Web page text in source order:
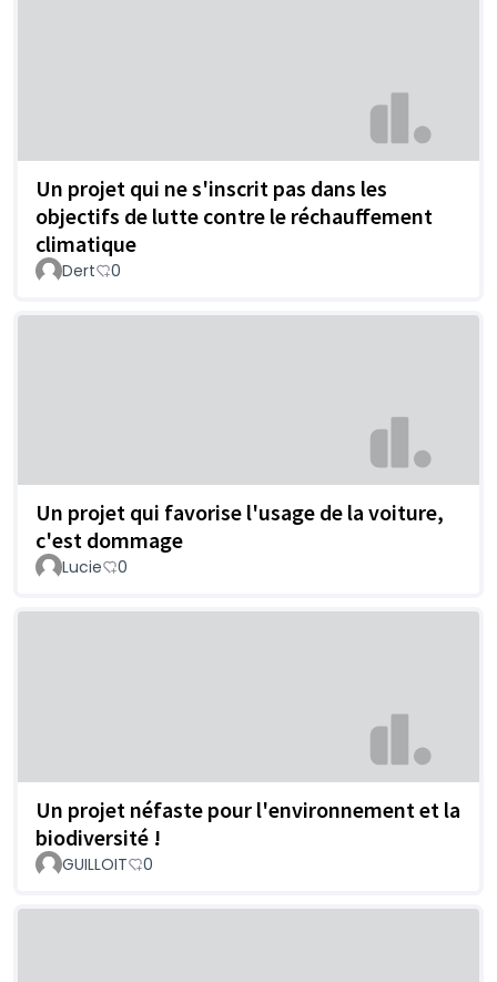
Un projet qui ne s'inscrit pas dans les
objectifs de lutte contre le réchauffement
climatique
Dert 0
Un projet qui favorise l'usage de la voiture,
c'est dommage
Lucie 0
Un projet néfaste pour l'environnement et la
biodiversité !
GUILLOIT 0